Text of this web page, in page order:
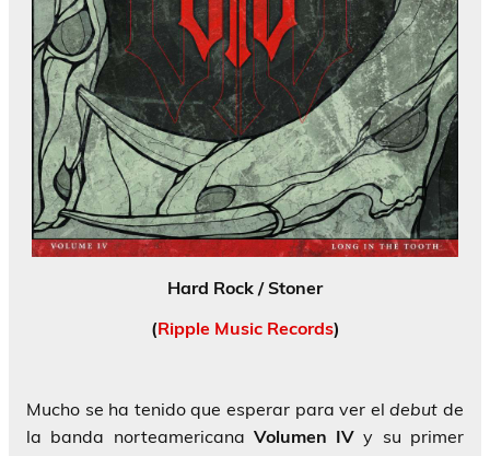
Hard Rock / Stoner
(Ripple Music Records)
Mucho se ha tenido que esperar para ver eldebut de
la banda norteamericana Volumen IV y su primer